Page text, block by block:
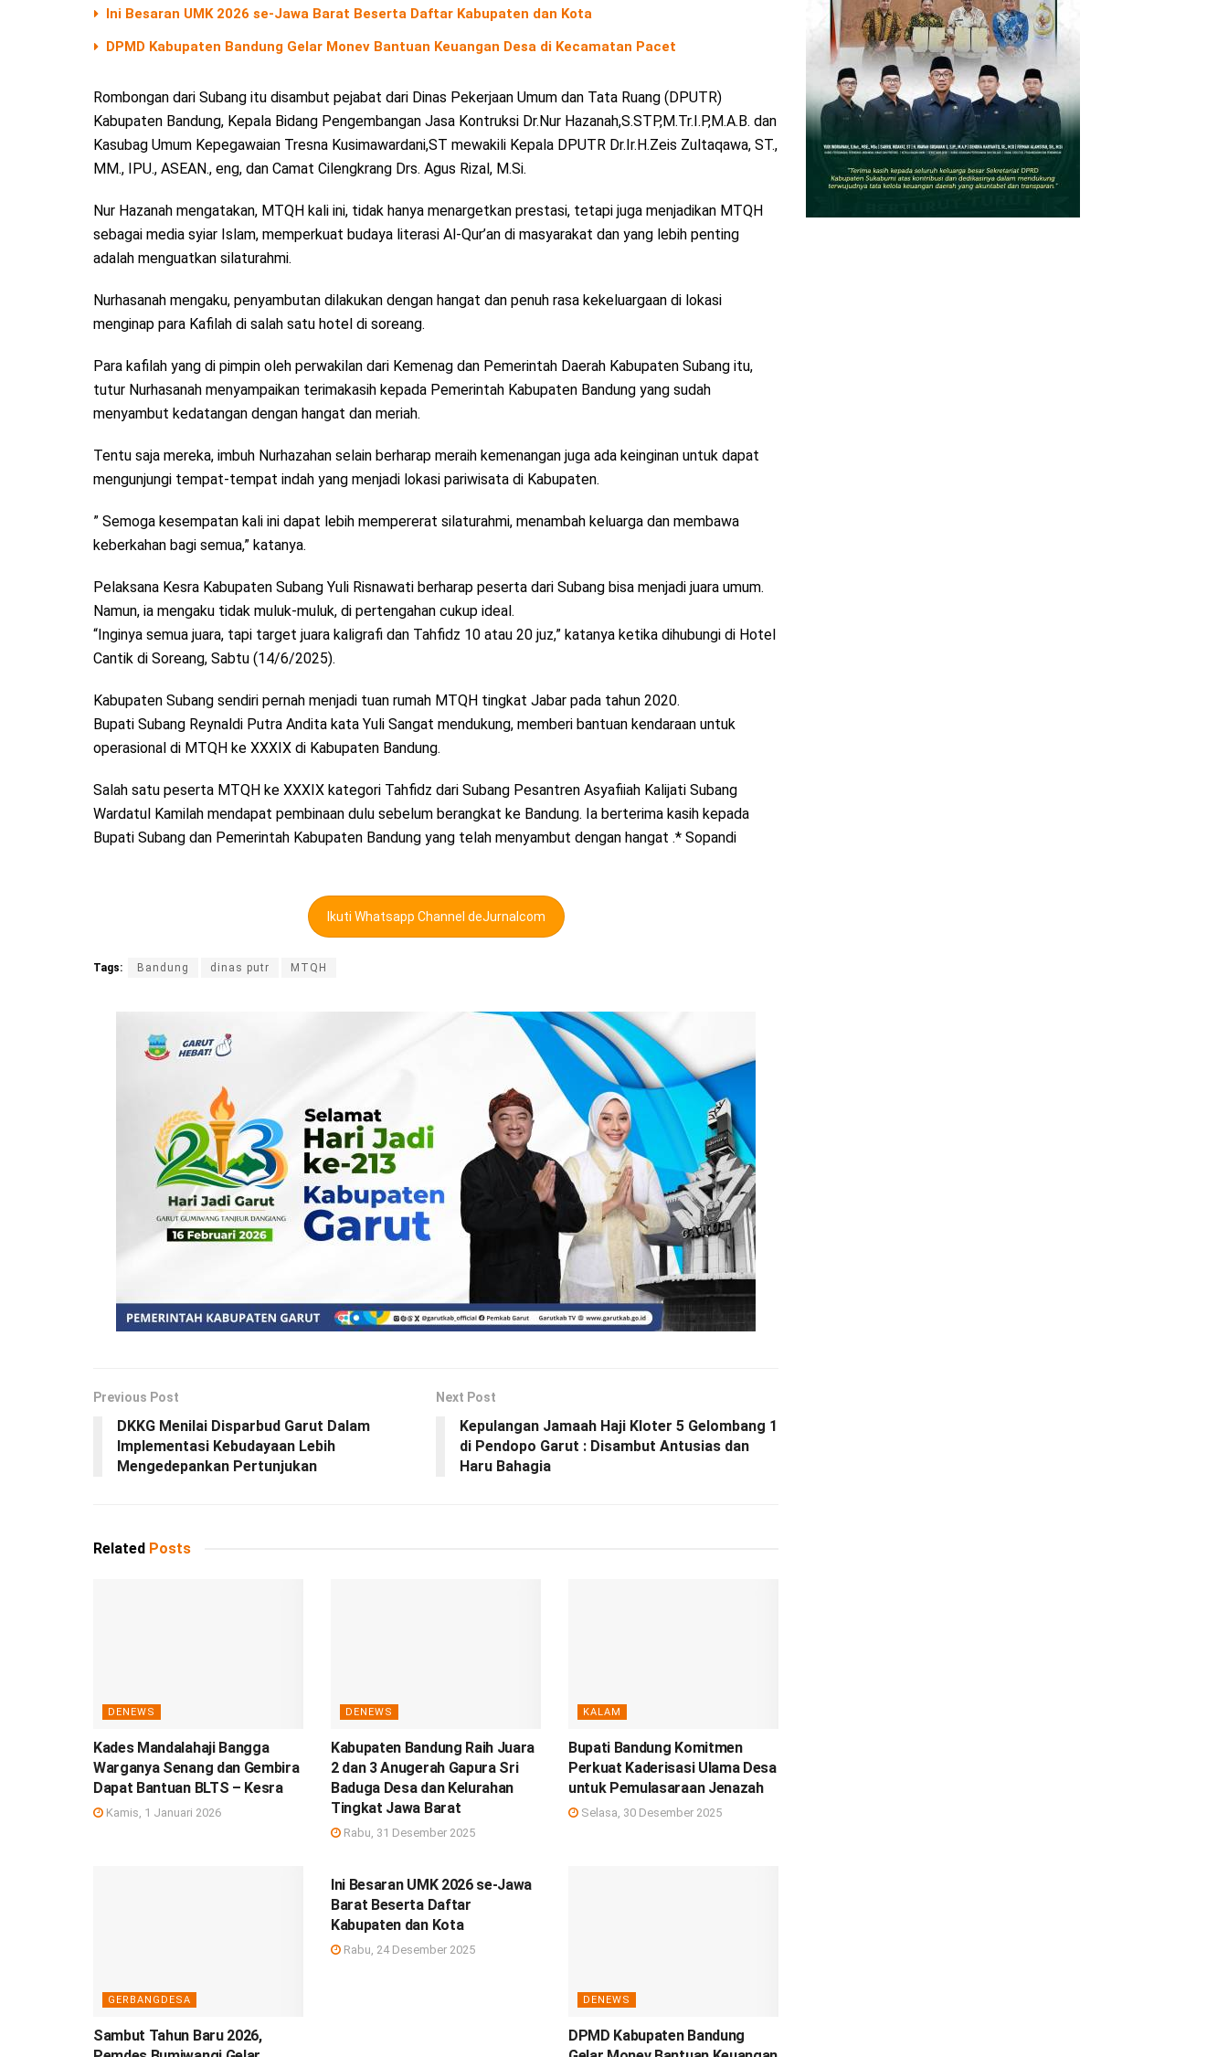
Ini Besaran UMK 2026 se-Jawa Barat Beserta Daftar Kabupaten dan Kota
DPMD Kabupaten Bandung Gelar Monev Bantuan Keuangan Desa di Kecamatan Pacet
Rombongan dari Subang itu disambut pejabat dari Dinas Pekerjaan Umum dan Tata Ruang (DPUTR)
Kabupaten Bandung, Kepala Bidang Pengembangan Jasa Kontruksi Dr.Nur Hazanah,S.STP,M.Tr.I.P,M.A.B. dan
Kasubag Umum Kepegawaian Tresna Kusimawardani,ST mewakili Kepala DPUTR Dr.Ir.H.Zeis Zultaqawa, ST.,
MM., IPU., ASEAN., eng, dan Camat Cilengkrang Drs. Agus Rizal, M.Si.
Nur Hazanah mengatakan, MTQH kali ini, tidak hanya menargetkan prestasi, tetapi juga menjadikan MTQH
sebagai media syiar Islam, memperkuat budaya literasi Al-Qur’an di masyarakat dan yang lebih penting
adalah menguatkan silaturahmi.
Nurhasanah mengaku, penyambutan dilakukan dengan hangat dan penuh rasa kekeluargaan di lokasi
menginap para Kafilah di salah satu hotel di soreang.
Para kafilah yang di pimpin oleh perwakilan dari Kemenag dan Pemerintah Daerah Kabupaten Subang itu,
tutur Nurhasanah menyampaikan terimakasih kepada Pemerintah Kabupaten Bandung yang sudah
menyambut kedatangan dengan hangat dan meriah.
Tentu saja mereka, imbuh Nurhazahan selain berharap meraih kemenangan juga ada keinginan untuk dapat
mengunjungi tempat-tempat indah yang menjadi lokasi pariwisata di Kabupaten.
” Semoga kesempatan kali ini dapat lebih mempererat silaturahmi, menambah keluarga dan membawa
keberkahan bagi semua,” katanya.
Pelaksana Kesra Kabupaten Subang Yuli Risnawati berharap peserta dari Subang bisa menjadi juara umum.
Namun, ia mengaku tidak muluk-muluk, di pertengahan cukup ideal.
“Inginya semua juara, tapi target juara kaligrafi dan Tahfidz 10 atau 20 juz,” katanya ketika dihubungi di Hotel
Cantik di Soreang, Sabtu (14/6/2025).
Kabupaten Subang sendiri pernah menjadi tuan rumah MTQH tingkat Jabar pada tahun 2020.
Bupati Subang Reynaldi Putra Andita kata Yuli Sangat mendukung, memberi bantuan kendaraan untuk
operasional di MTQH ke XXXIX di Kabupaten Bandung.
Salah satu peserta MTQH ke XXXIX kategori Tahfidz dari Subang Pesantren Asyafiiah Kalijati Subang
Wardatul Kamilah mendapat pembinaan dulu sebelum berangkat ke Bandung. Ia berterima kasih kepada
Bupati Subang dan Pemerintah Kabupaten Bandung yang telah menyambut dengan hangat .* Sopandi
Ikuti Whatsapp Channel deJurnalcom
Tags: Bandung dinas putr MTQH
Previous Post
DKKG Menilai Disparbud Garut Dalam
Implementasi Kebudayaan Lebih
Mengedepankan Pertunjukan
Next Post
Kepulangan Jamaah Haji Kloter 5 Gelombang 1
di Pendopo Garut : Disambut Antusias dan
Haru Bahagia
Related Posts
DENEWS
Kades Mandalahaji Bangga
Warganya Senang dan Gembira
Dapat Bantuan BLTS – Kesra
Kamis, 1 Januari 2026
DENEWS
Kabupaten Bandung Raih Juara
2 dan 3 Anugerah Gapura Sri
Baduga Desa dan Kelurahan
Tingkat Jawa Barat
Rabu, 31 Desember 2025
KALAM
Bupati Bandung Komitmen
Perkuat Kaderisasi Ulama Desa
untuk Pemulasaraan Jenazah
Selasa, 30 Desember 2025
GERBANGDESA
Sambut Tahun Baru 2026,
Ini Besaran UMK 2026 se-Jawa
Barat Beserta Daftar
Kabupaten dan Kota
Rabu, 24 Desember 2025
DENEWS
DPMD Kabupaten Bandung